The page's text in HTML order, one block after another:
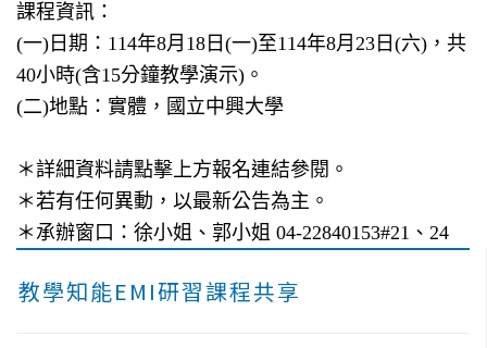
教學知能EMI研習課程共享
課程資訊：
(一)日期：114年8月18日(一)至114年8月23日(六)，共
40小時(含15分鐘教學演示)。
(二)地點：實體，國立中興大學
＊詳細資料請點擊上方報名連結參閱。
＊若有任何異動，以最新公告為主。
＊承辦窗口：徐小姐、郭小姐 04-22840153#21、24